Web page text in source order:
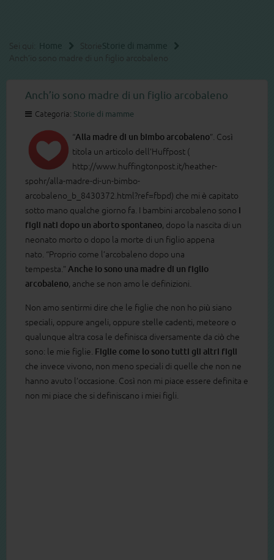
Sei qui: Home StorieStorie di mamme
Anch’io sono madre di un figlio arcobaleno
Anch’io sono madre di un figlio arcobaleno
Categoria: Storie di mamme
“Alla madre di un bimbo arcobaleno”. Così
titola un articolo dell’Huffpost (
http://www.huffingtonpost.it/heather-
spohr/alla-madre-di-un-bimbo-
arcobaleno_b_8430372.html?ref=fbpd) che mi è capitato
sotto mano qualche giorno fa. I bambini arcobaleno sono i
figli nati dopo un aborto spontaneo, dopo la nascita di un
neonato morto o dopo la morte di un figlio appena
nato. “Proprio come l’arcobaleno dopo una
tempesta.” Anche io sono una madre di un figlio
arcobaleno, anche se non amo le definizioni.
Non amo sentirmi dire che le figlie che non ho più siano
speciali, oppure angeli, oppure stelle cadenti, meteore o
qualunque altra cosa le definisca diversamente da ciò che
sono: le mie figlie. Figlie come lo sono tutti gli altri figli
che invece vivono, non meno speciali di quelle che non ne
hanno avuto l’occasione. Così non mi piace essere definita e
non mi piace che si definiscano i miei figli.